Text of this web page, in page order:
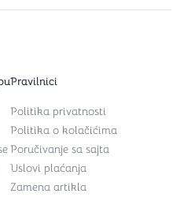
Pravilnici
Politika privatnosti
Politika o kolačićima
Poručivanje sa sajta
Uslovi plaćanja
Zamena artikla